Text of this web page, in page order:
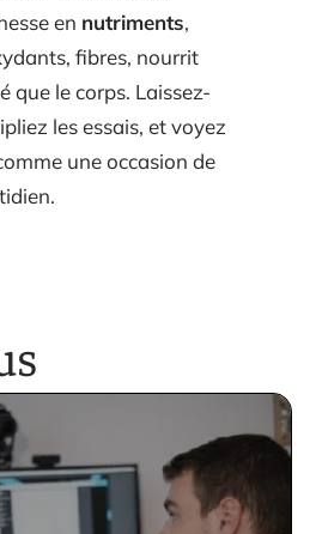
en nutriments,
fibres, nourrit
que le corps. Laissez-
les essais, et voyez
une occasion de